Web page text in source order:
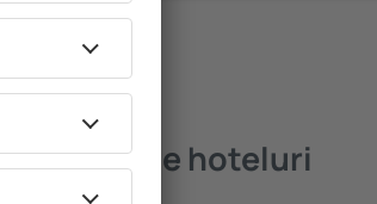
mai bune hoteluri